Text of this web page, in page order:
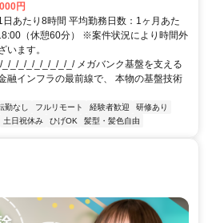
円
あたり8時間 平均勤務日数：1ヶ月あた
（休憩60分） ※案件状況により時間外
います。
_/_/_/_/_/_/_/_/ メガバンク基盤を支える
融インフラの最前線で、 本物の基盤技術
勤なし フルリモート 経験者歓迎
研修あり
土日祝休み ひげOK 髪型・髪色自由